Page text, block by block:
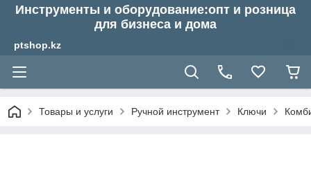
Инструменты и оборудование:опт и розница
для бизнеса и дома
ptshop.kz
Товары и услуги Ручной инструмент Ключи